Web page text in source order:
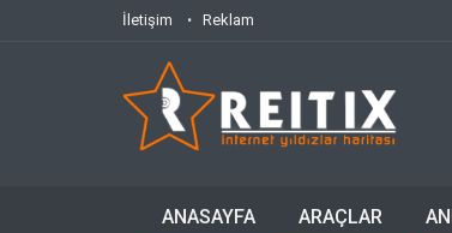
İletişim Reklam
ANASAYFA ARAÇLAR